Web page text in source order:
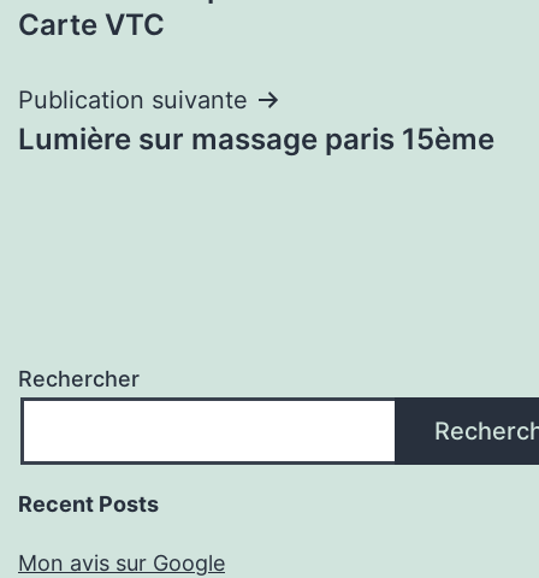
Carte VTC
Publication suivante
Lumière sur massage paris 15ème
Rechercher
Recent Posts
Mon avis sur Google